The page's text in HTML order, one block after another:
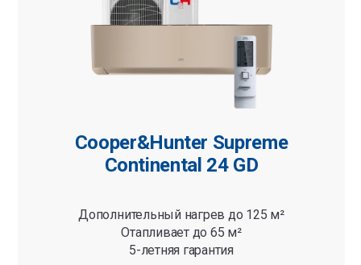
Cooper&Hunter Supreme
Continental 24 GD
Дополнительный нагрев до 125 м²
Отапливает до 65 м²
5-летняя гарантия